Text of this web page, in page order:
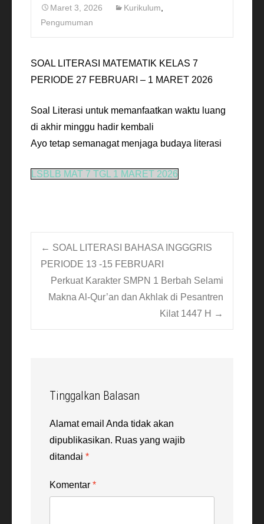
Maret 3, 2026 Kurikulum
Pengumuman
SOAL LITERASI MATEMATIK KELAS 7
PERIODE 27 FEBRUARI – 1 MARET 2026
Soal Literasi untuk memanfaatkan waktu luang
di akhir minggu hadir kembali
Ayo tetap semanagat menjaga budaya literasi
LSBLB MAT 7 TGL 1 MARET 2026
Post
navigation
← SOAL LITERASI BAHASA INGGGRIS
PERIODE 13 -15 FEBRUARI
Perkuat Karakter SMPN 1 Berbah Selami
Makna Al-Qur’an dan Akhlak di Pesantren
Kilat 1447 H →
Tinggalkan Balasan
Alamat email Anda tidak akan
dipublikasikan. Ruas yang wajib
ditandai *
Komentar *